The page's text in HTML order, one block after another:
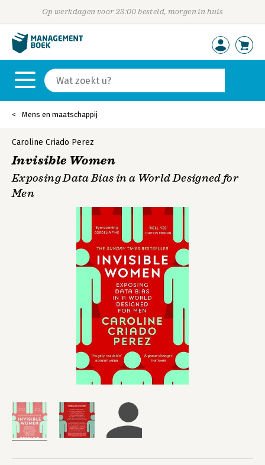
Op werkdagen voor 23:00 besteld, morgen in huis
Mens en maatschappij
Caroline Criado Perez
Invisible Women
Exposing Data Bias in a World Designed for
Men